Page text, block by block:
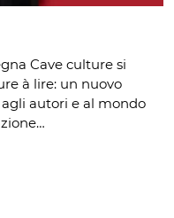
Cave culture si
à lire: un nuovo
autori e al mondo